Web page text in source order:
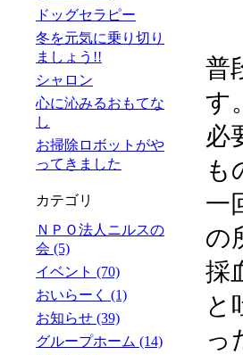
普
す
必
も
一
の
採
と
っ
ドッグセラピー
冬を元気に乗り切り
ましょう!!
シャロン
心に沁みるおもてな
し
お掃除ロボットがや
ってきました
カテゴリ
ＮＰＯ法人ニルスの
会 (5)
イベント (70)
おいらーく (1)
お知らせ (39)
グループホーム (14)